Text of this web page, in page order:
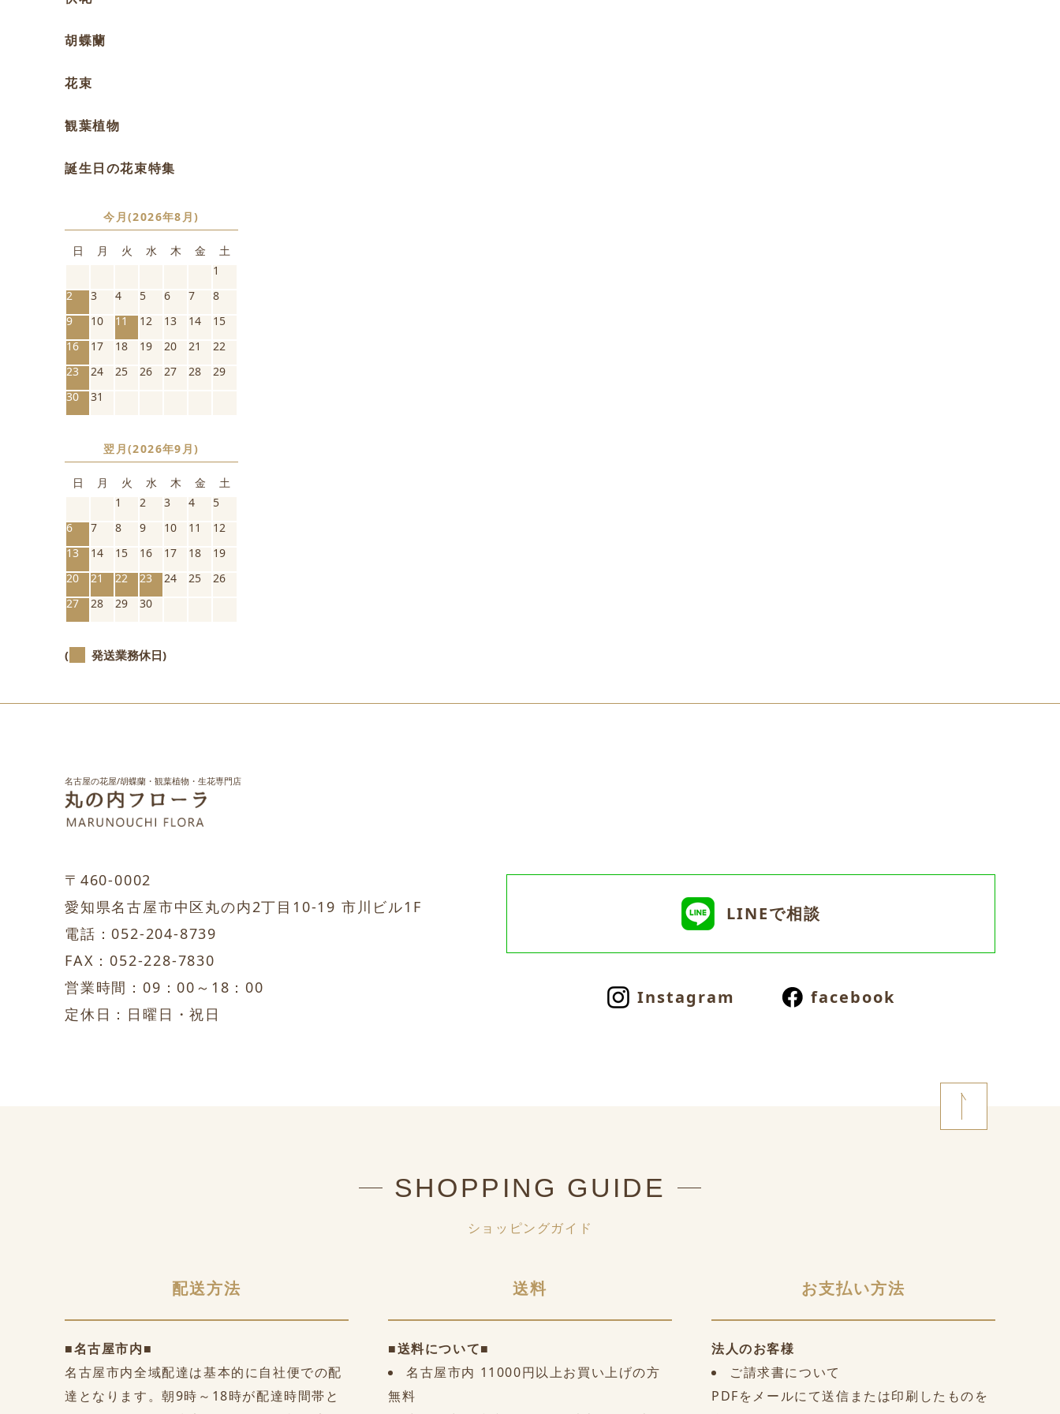
胡蝶蘭
花束
観葉植物
誕生日の花束特集
今月(2026年8月)
日 月 火 水 木 金
土
1
2
3 4 5 6 7
8
9
10 11 12 13 14
15
16
17 18 19 20 21
22
23
24 25 26 27 28
29
30
31
翌月(2026年9月)
日 月 火 水 木 金
土
1
2 3 4
5
6
7 8 9 10 11
12
13
14 15 16 17 18
19
20
21 22 23 24 25
26
27
28 29 30
( 発送業務休日)
名古屋の花屋/胡蝶蘭・観葉植物・生花専門店
〒460-0002
愛知県名古屋市中区丸の内2丁目10-19 市川ビル1F
電話：052-204-8739
FAX：052-228-7830
営業時間：09：00～18：00
定休日：日曜日・祝日
LINEで相談
Instagram facebook
SHOPPING GUIDE
ショッピングガイド
配送方法
■名古屋市内■
名古屋市内全域配達は基本的に自社便での配
達となります。朝9時～18時が配達時間帯と
送料
■送料について■
名古屋市内 11000円以上お買い上げの方
無料
お支払い方法
法人のお客様
ご請求書について
PDFをメールにて送信または印刷したものを